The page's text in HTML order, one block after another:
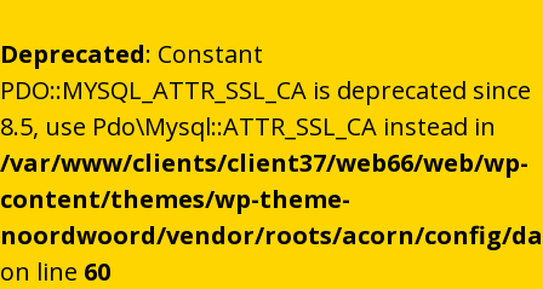
Deprecated: Constant
PDO::MYSQL_ATTR_SSL_CA is deprecated since
8.5, use Pdo\Mysql::ATTR_SSL_CA instead in
/var/www/clients/client37/web66/web/wp-
content/themes/wp-theme-
noordwoord/vendor/roots/acorn/config/
on line 60